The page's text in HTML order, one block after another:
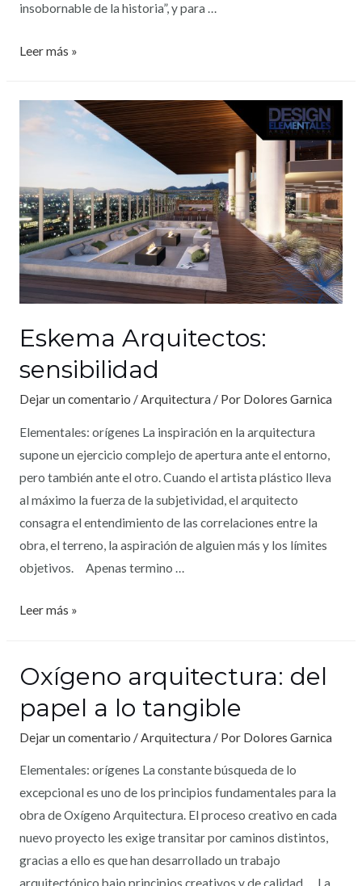
insobornable de la historia”, y para …
Leer más »
Eskema Arquitectos:
sensibilidad
Dejar un comentario /Arquitectura / Por Dolores Garnica
Elementales: orígenes La inspiración en la arquitectura
supone un ejercicio complejo de apertura ante el entorno,
pero también ante el otro. Cuando el artista plástico lleva
al máximo la fuerza de la subjetividad, el arquitecto
consagra el entendimiento de las correlaciones entre la
obra, el terreno, la aspiración de alguien más y los límites
objetivos. Apenas termino …
Leer más »
Oxígeno arquitectura: del
papel a lo tangible
Dejar un comentario /Arquitectura / Por Dolores Garnica
Elementales: orígenes La constante búsqueda de lo
excepcional es uno de los principios fundamentales para la
obra de Oxígeno Arquitectura. El proceso creativo en cada
nuevo proyecto les exige transitar por caminos distintos,
gracias a ello es que han desarrollado un trabajo